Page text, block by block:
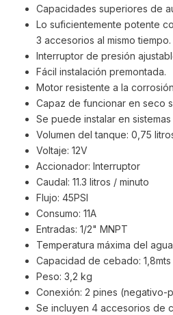
Capacidades superiores de
Lo suficientemente potente
3 accesorios al mismo tiempo.
Interruptor de presión
Fácil instalación premontada.
Motor resistente a la
Capaz de funcionar en seco
Se puede instalar en
Volumen del tanque: 0,75
Voltaje: 12V
Accionador: Interruptor
Caudal: 11.3 litros / minuto
Flujo: 45PSI
Consumo: 11A
Entradas: 1/2" MNPT
Temperatura máxima del
Capacidad de cebado: 1,8mts
Peso: 3,2 kg
Conexión: 2 pines (negativo-
Se incluyen 4 accesorios de